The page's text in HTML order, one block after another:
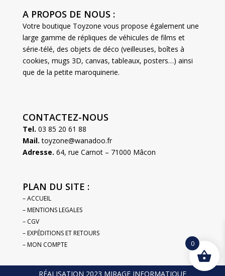
A PROPOS DE NOUS :
Votre boutique Toyzone vous propose également une
large gamme de répliques de véhicules de films et
série-télé, des objets de déco (veilleuses, boîtes à
cookies, mugs 3D, canvas, tableaux, posters…) ainsi
que de la petite maroquinerie.
CONTACTEZ-NOUS
Tel. 03 85 20 61 88
Mail. toyzone@wanadoo.fr
Adresse. 64, rue Carnot – 71000 Mâcon
PLAN DU SITE :
– ACCUEIL
– MENTIONS LEGALES
– CGV
– EXPÉDITIONS ET RETOURS
– MON COMPTE
RÉALISATION 2023 MIRAGE INFORMATIQUE
0